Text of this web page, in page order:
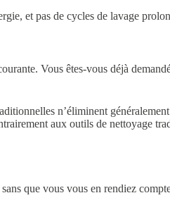
et pas de cycles de lavage
Vous êtes-vous déjà
n’éliminent
aux outils de nettoyage
que vous vous en rendiez